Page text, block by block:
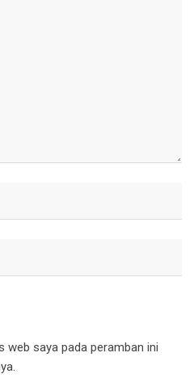
web saya pada peramban ini